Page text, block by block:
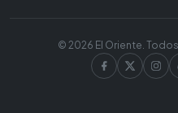
© 2026 El Oriente.